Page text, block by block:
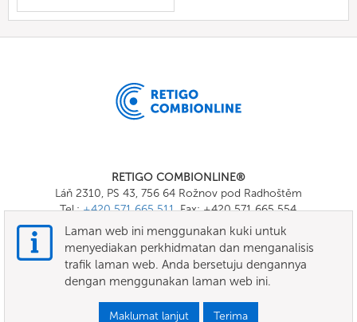
RETIGO COMBIONLINE®
Láň 2310, PS 43, 756 64 Rožnov pod Radhoštěm
Tel.:+420 571 665 511, Fax: +420 571 665 554
E-mail: info@combionline.com
OnlineMenu
TERMA DAN SYARAT
Laman web ini menggunakan kuki untuk
menyediakan perkhidmatan dan menganalisis
trafik laman web. Anda bersetuju dengannya
dengan menggunakan laman web ini.
Maklumat lanjut Terima